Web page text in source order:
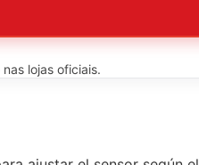
lojas oficiais.